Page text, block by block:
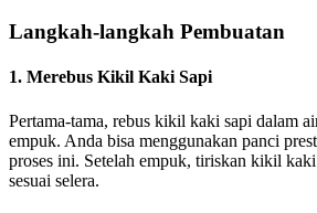
Langkah-langkah Pembuatan
1. Merebus Kikil Kaki Sapi
Pertama-tama, rebus kikil kaki sapi dalam
empuk. Anda bisa menggunakan panci
proses ini. Setelah empuk, tiriskan kikil
sesuai selera.